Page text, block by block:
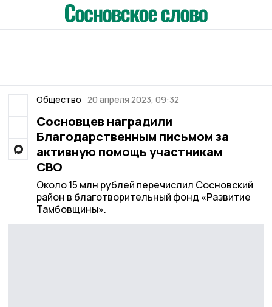
Общество 20 апреля 2023, 09:32
Сосновцев наградили
Благодарственным письмом за
активную помощь участникам
СВО
Около 15 млн рублей перечислил Сосновский
район в благотворительный фонд «Развитие
Тамбовщины».